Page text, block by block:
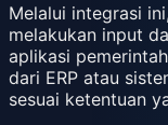
Melalui integrasi
melakukan input
aplikasi
dari ERP atau
sesuai ketentuan